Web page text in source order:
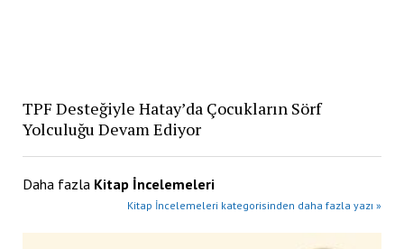
TPF Desteğiyle Hatay’da Çocukların Sörf
Yolculuğu Devam Ediyor
Daha fazla Kitap İncelemeleri
Kitap İncelemeleri kategorisinden daha fazla yazı »